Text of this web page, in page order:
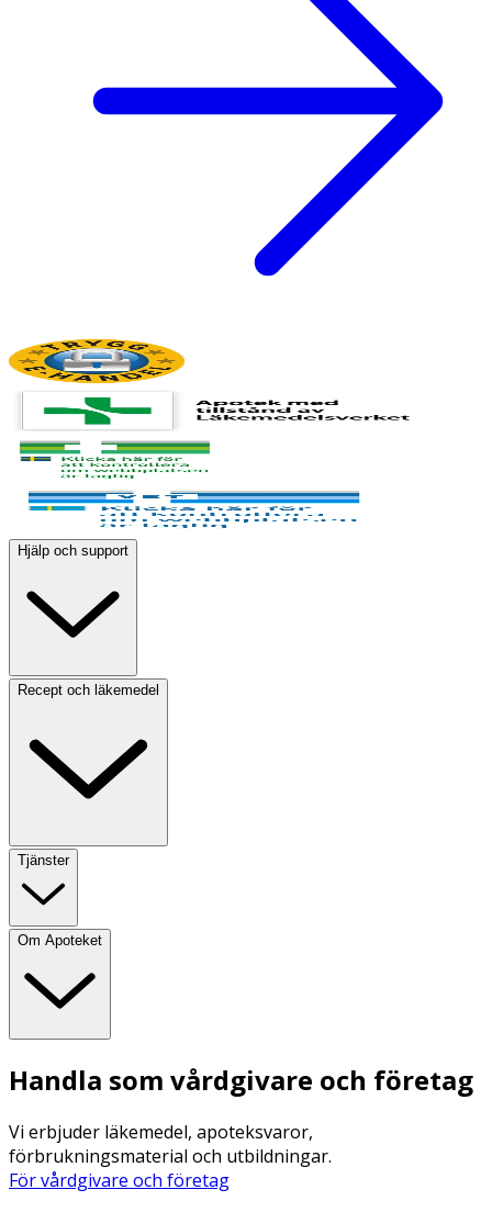
Hjälp och support
Recept och läkemedel
Tjänster
Om Apoteket
Handla som vårdgivare och företag
Vi erbjuder läkemedel, apoteksvaror,
förbrukningsmaterial och utbildningar.
För vårdgivare och företag